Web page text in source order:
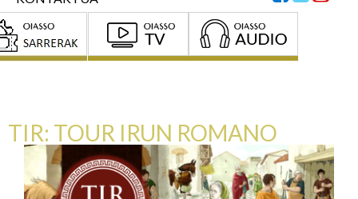
TIR: TOUR IRUN ROMANO